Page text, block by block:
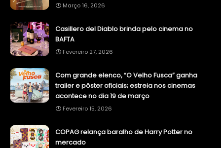
Março 16, 2026
Casillero del Diablo brinda pelo cinema no
BAFTA
Fevereiro 27, 2026
Com grande elenco, “O Velho Fusca” ganha
trailer e pôster oficiais; estreia nos cinemas
acontece no dia 19 de março
Fevereiro 15, 2026
COPAG relança baralho de Harry Potter no
mercado